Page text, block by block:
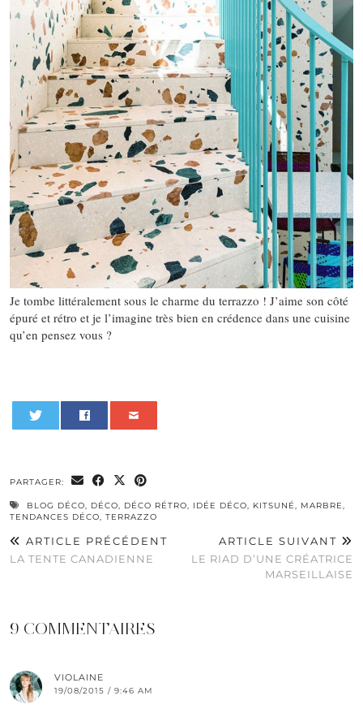
Je tombe littéralement sous le charme du terrazzo ! J’aime son côté
épuré et rétro et je l’imagine très bien en crédence dans une cuisine
qu’en pensez vous ?
PARTAGER:
BLOG DÉCO DÉCO DÉCO RÉTRO IDÉE DÉCO KITSUNÉ MARBRE
TENDANCES DÉCO
TERRAZZO
ARTICLE PRÉCÉDENT
LA TENTE CANADIENNE
ARTICLE SUIVANT
LE RIAD D’UNE CRÉATRICE
MARSEILLAISE
9 COMMENTAIRES
VIOLAINE
19/08/2015 / 9:46 AM